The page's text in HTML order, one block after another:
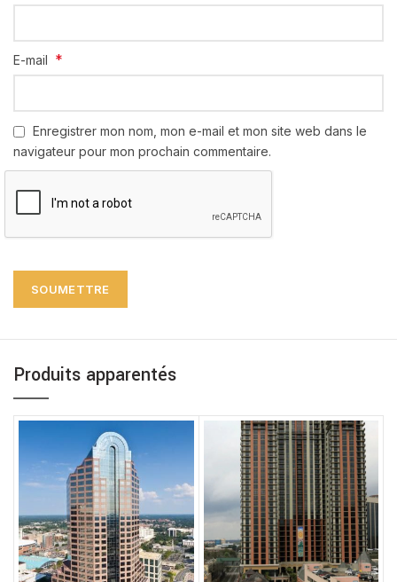
E-mail *
Enregistrer mon nom, mon e-mail et mon site web dans le
navigateur pour mon prochain commentaire.
Produits apparentés